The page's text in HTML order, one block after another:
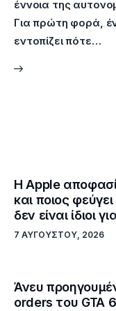
έννοια της
Για πρώτη φορά,
εντοπίζει πότε…
Η Apple
και ποιος
δεν είναι ίδιοι
7 ΑΥΓΟΎΣΤΟΥ, 2026
Άνευ
orders του GTA 6